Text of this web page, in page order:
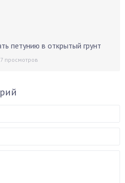
петунию в открытый грунт
просмотров